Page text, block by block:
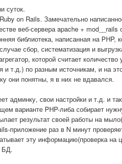
суток.
on Rails. Замечательно
веб-сервера apache + mod__rails
библиотека, написанная на PHP,
сбор, систематизация и
которой считает
и т.д.) по разным источникам, и на
они понятны, я в них не вдавался.
админку, свои настройки и т.д. и
варианте PHP-либа собирает
результат своей работы на
приложение раз в N минут
эту информацию(проверка на
БД.